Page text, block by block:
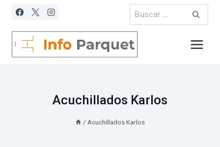
Saltar
contenido
Buscar:
Acuchillados Karlos
/ Acuchillados Karlos